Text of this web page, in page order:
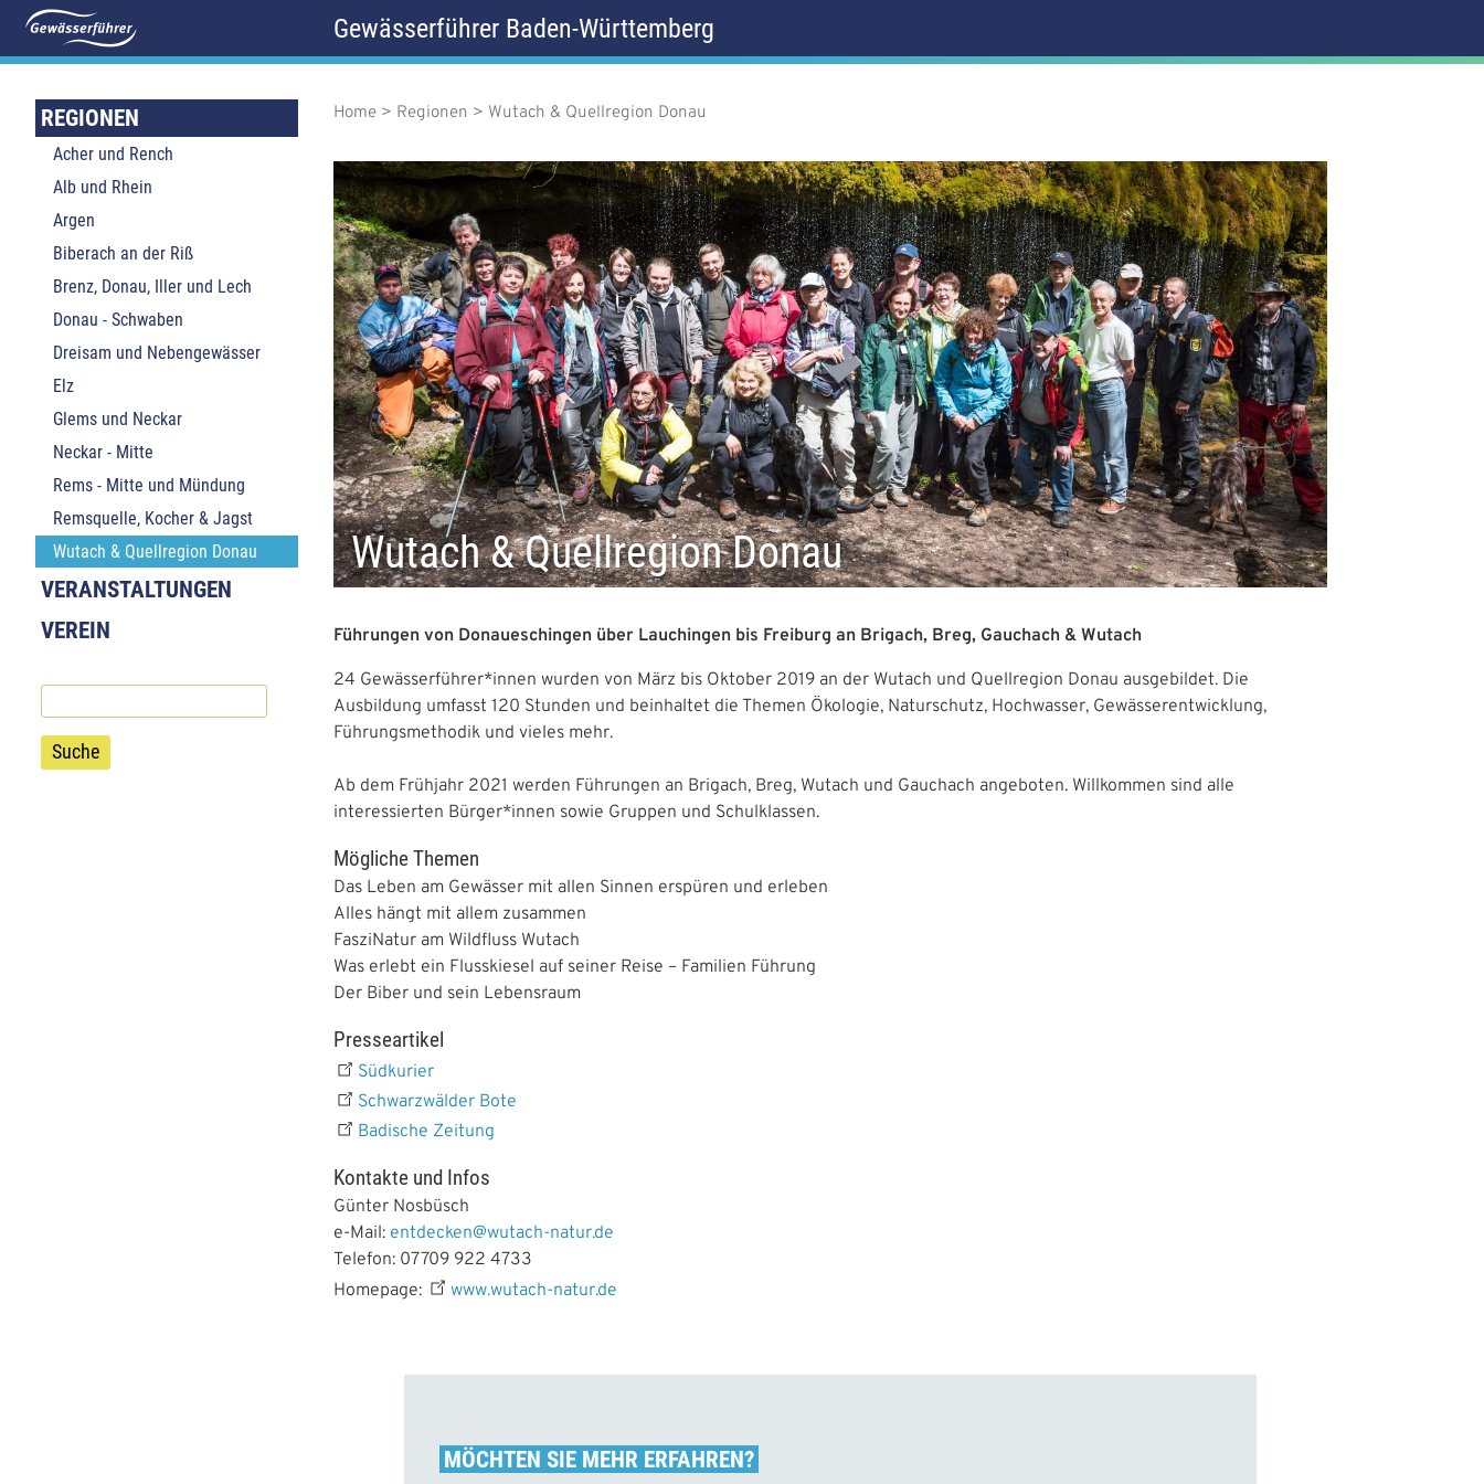
r
Gewässerführer Baden-Württemberg
M
t
i
o
REGIONEN
Acher und Rench
Alb und Rhein
Argen
Biberach an der Riß
Brenz, Donau, Iller und Lech
Donau - Schwaben
Dreisam und Nebengewässer
Elz
Glems und Neckar
Neckar - Mitte
Rems - Mitte und Mündung
Remsquelle, Kocher & Jagst
Wutach & Quellregion Donau
VERANSTALTUNGEN
VEREIN
P
f
a
d
n
a
v
i
g
a
t
i
o
n
Home Regionen Wutach & Quellregion Donau
Wutach & Quellregion Donau
Führungen von Donaueschingen über Lauchingen bis Freiburg an Brigach, Breg, Gauchach & Wutach
24 Gewässerführer*innen wurden von März bis Oktober 2019 an der Wutach und Quellregion Donau ausgebildet. Die
Ausbildung umfasst 120 Stunden und beinhaltet die Themen Ökologie, Naturschutz, Hochwasser, Gewässerentwicklung,
Führungsmethodik und vieles mehr.
Ab dem Frühjahr 2021 werden Führungen an Brigach, Breg, Wutach und Gauchach angeboten. Willkommen sind alle
interessierten Bürger*innen sowie Gruppen und Schulklassen.
Mögliche Themen
Das Leben am Gewässer mit allen Sinnen erspüren und erleben
Alles hängt mit allem zusammen
FasziNatur am Wildfluss Wutach
Was erlebt ein Flusskiesel auf seiner Reise – Familien Führung
Der Biber und sein Lebensraum
Presseartikel
Südkurier
Schwarzwälder Bote
Badische Zeitung
Kontakte und Infos
Günter Nosbüsch
e-Mail: entdecken@wutach-natur.de
Telefon: 07709 922 4733
Homepage:
www.wutach-natur.de
MÖCHTEN SIE MEHR ERFAHREN?